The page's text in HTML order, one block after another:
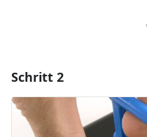
Kommentar
Schritt 2